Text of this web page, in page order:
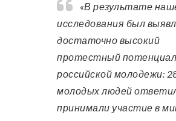
«В результате нашего
исследования был
достаточно высокий
протестный потенциал
российской молодежи:
молодых людей
принимали участие в